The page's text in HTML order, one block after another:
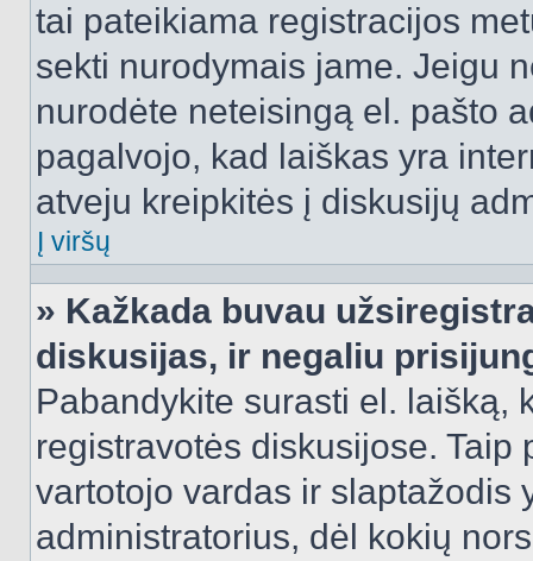
tai pateikiama registracijos
sekti nurodymais jame. Jeigu
nurodėte neteisingą el. pašto
pagalvojo, kad laiškas yra
atveju kreipkitės į diskusijų
Į viršų
» Kažkada buvau
diskusijas, ir negaliu
Pabandykite surasti el. laišką,
registravotės diskusijose.
vartotojo vardas ir slaptažodis
administratorius, dėl kokių